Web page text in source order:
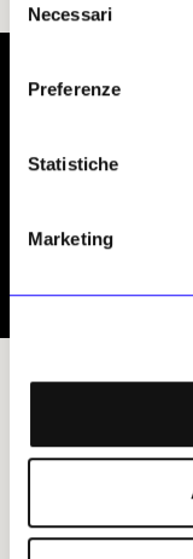
delNecessari
Preferenze
Statistiche
Marketing
Francesco
2026 | ©
riservata